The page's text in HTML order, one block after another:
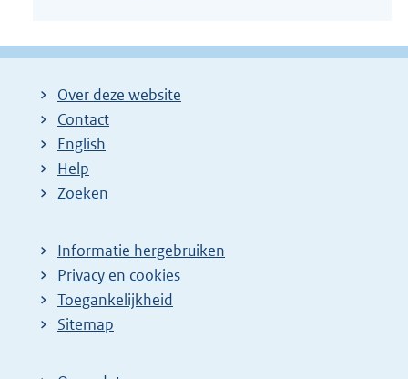
Over deze website
Contact
English
Help
Zoeken
Informatie hergebruiken
Privacy en cookies
Toegankelijkheid
Sitemap